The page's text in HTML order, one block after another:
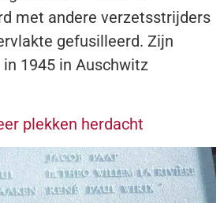
met andere verzetsstrijders
gefusilleerd. Zijn
1945 in Auschwitz
plekken herdacht